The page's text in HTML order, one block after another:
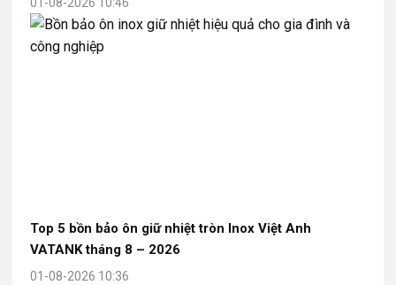
Top 5 bồn bảo ôn giữ nhiệt tròn Inox Việt Anh
VATANK tháng 8 – 2026
01-08-2026 10:36